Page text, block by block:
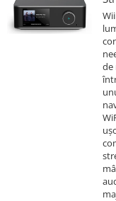
de